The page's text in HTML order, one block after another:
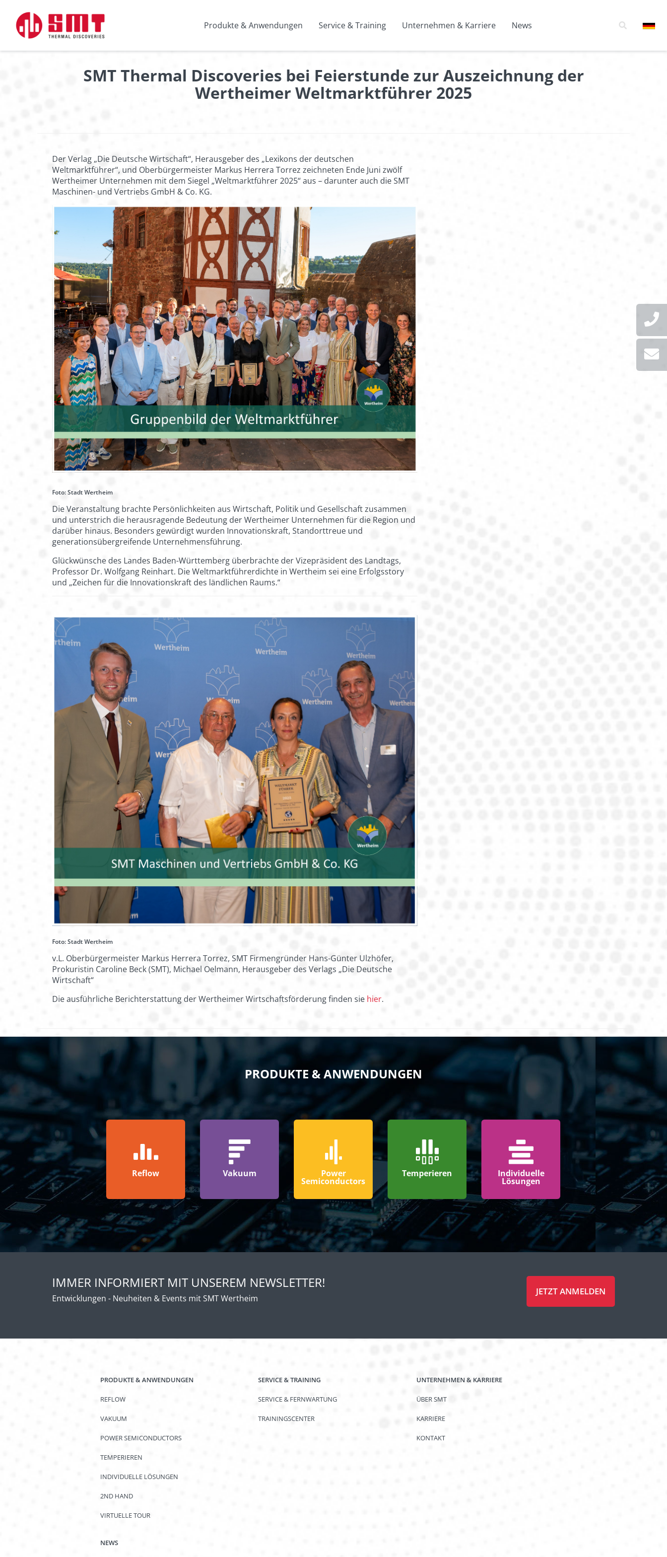
Produkte & Anwendungen Service & Training Unternehmen & Karriere News
SMT Thermal Discoveries bei Feierstunde zur Auszeichnung der
Wertheimer Weltmarktführer 2025
Der Verlag „Die Deutsche Wirtschaft“, Herausgeber des „Lexikons der deutschen
Weltmarktführer“, und Oberbürgermeister Markus Herrera Torrez zeichneten Ende Juni zwölf
Wertheimer Unternehmen mit dem Siegel „Weltmarktführer 2025“ aus – darunter auch die SMT
Maschinen- und Vertriebs GmbH & Co. KG.
Foto: Stadt Wertheim
Die Veranstaltung brachte Persönlichkeiten aus Wirtschaft, Politik und Gesellschaft zusammen
und unterstrich die herausragende Bedeutung der Wertheimer Unternehmen für die Region und
darüber hinaus. Besonders gewürdigt wurden Innovationskraft, Standorttreue und
generationsübergreifende Unternehmensführung.
Glückwünsche des Landes Baden-Württemberg überbrachte der Vizepräsident des Landtags,
Professor Dr. Wolfgang Reinhart. Die Weltmarktführerdichte in Wertheim sei eine Erfolgsstory
und „Zeichen für die Innovationskraft des ländlichen Raums.“
Foto: Stadt Wertheim
v.L. Oberbürgermeister Markus Herrera Torrez, SMT Firmengründer Hans-Günter Ulzhöfer,
Prokuristin Caroline Beck (SMT), Michael Oelmann, Herausgeber des Verlags „Die Deutsche
Wirtschaft“
Die ausführliche Berichterstattung der Wertheimer Wirtschaftsförderung finden sie hier.
PRODUKTE & ANWENDUNGEN
Reflow Vakuum Power
Semiconductors
Temperieren Individuelle
Lösungen
IMMER INFORMIERT MIT UNSEREM NEWSLETTER!
Entwicklungen - Neuheiten & Events mit SMT Wertheim
JETZT ANMELDEN
PRODUKTE & ANWENDUNGEN
REFLOW
VAKUUM
POWER SEMICONDUCTORS
TEMPERIEREN
INDIVIDUELLE LÖSUNGEN
2ND HAND
VIRTUELLE TOUR
SERVICE & TRAINING
SERVICE & FERNWARTUNG
TRAININGSCENTER
UNTERNEHMEN & KARRIERE
ÜBER SMT
KARRIERE
KONTAKT
NEWS